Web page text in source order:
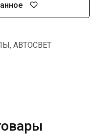
, АВТОСВЕТ